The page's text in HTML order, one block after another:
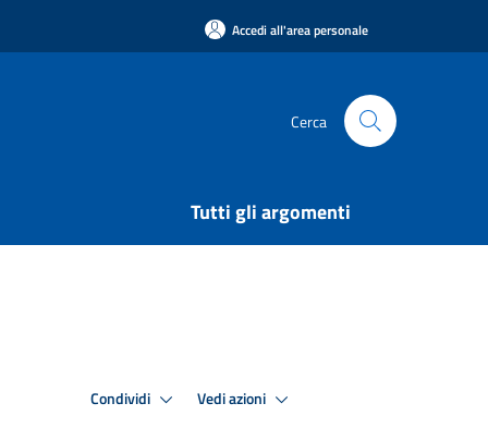
Accedi all'area personale
Cerca
Tutti gli argomenti
Condividi Vedi azioni